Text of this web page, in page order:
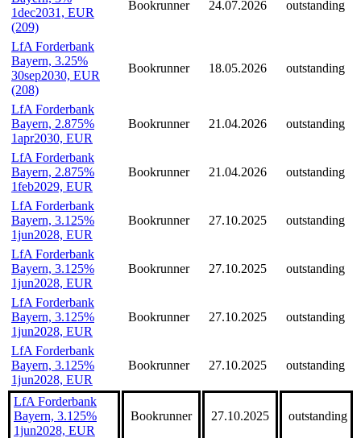
1dec2031, EUR
(209)
Bookrunner 24.07.2026 outstanding
LfA Forderbank
Bayern, 3.25%
30sep2030, EUR
(208)
Bookrunner 18.05.2026 outstanding
LfA Forderbank
Bayern, 2.875%
1apr2030, EUR
Bookrunner 21.04.2026 outstanding
LfA Forderbank
Bayern, 2.875%
1feb2029, EUR
Bookrunner 21.04.2026 outstanding
LfA Forderbank
Bayern, 3.125%
1jun2028, EUR
Bookrunner 27.10.2025 outstanding
LfA Forderbank
Bayern, 3.125%
1jun2028, EUR
Bookrunner 27.10.2025 outstanding
LfA Forderbank
Bayern, 3.125%
1jun2028, EUR
Bookrunner 27.10.2025 outstanding
LfA Forderbank
Bayern, 3.125%
1jun2028, EUR
Bookrunner 27.10.2025 outstanding
LfA Forderbank
Bayern, 3.125%
1jun2028, EUR
Bookrunner 27.10.2025 outstanding